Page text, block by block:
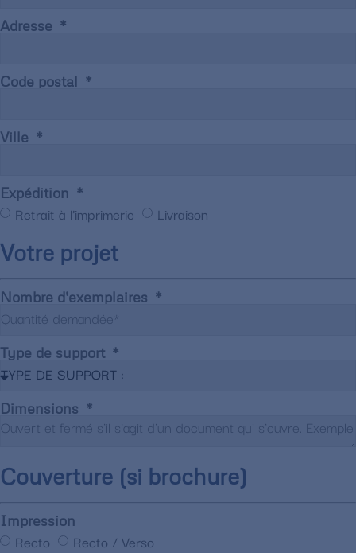
Adresse
Code postal
Ville
Expédition
Retrait à l'imprimerie Livraison
Votre projet
Nombre d'exemplaires
Type de support
Dimensions
Couverture (si brochure)
Impression
Recto Recto / Verso